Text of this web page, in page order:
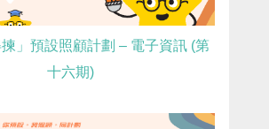
揀」預設照顧計劃 – 電子資訊 (第
十六期)